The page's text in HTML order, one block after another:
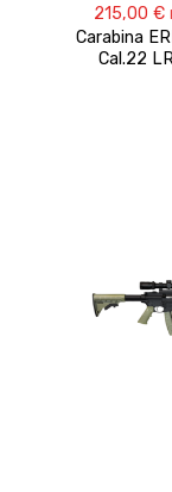
215,00€
Carabina
Cal.22